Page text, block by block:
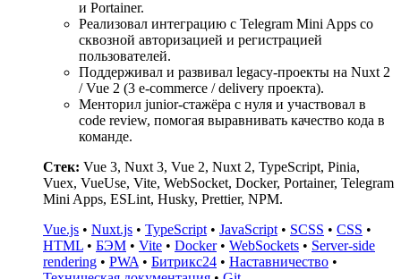
и Portainer.
Реализовал интеграцию с Telegram Mini Apps со
сквозной авторизацией и регистрацией
пользователей.
Поддерживал и развивал legacy-проекты на Nuxt 2
/ Vue 2 (3 e-commerce / delivery проекта).
Менторил junior-стажёра с нуля и участвовал в
code review, помогая выравнивать качество кода в
команде.
Стек: Vue 3, Nuxt 3, Vue 2, Nuxt 2, TypeScript, Pinia,
Vuex, VueUse, Vite, WebSocket, Docker, Portainer, Telegram
Mini Apps, ESLint, Husky, Prettier, NPM.
Vue.js • Nuxt.js • TypeScript • JavaScript • SCSS • CSS •
HTML • БЭМ • Vite • Docker• WebSockets • Server-side
rendering • PWA • Битрикс24 • Наставничество •